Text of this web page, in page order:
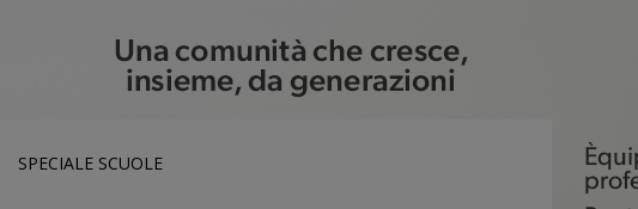
SPECIALE SCUOLE